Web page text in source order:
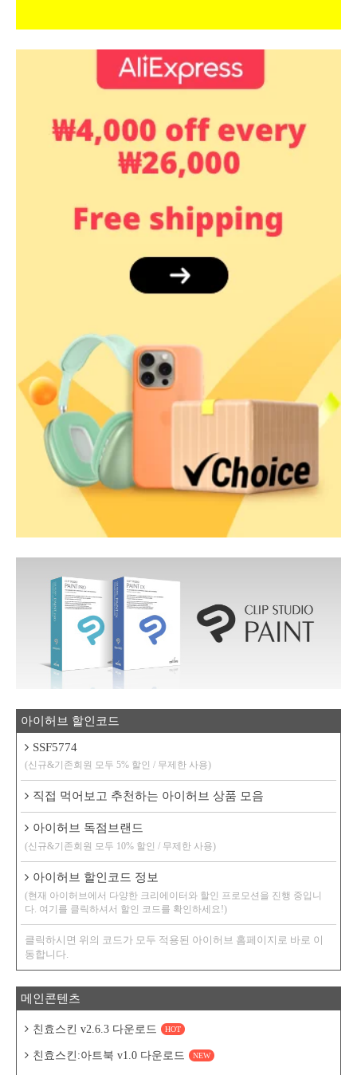
아이허브 할인코드
SSF5774
(신규&기존회원 모두 5% 할인 / 무제한 사용)
직접 먹어보고 추천하는 아이허브 상품 모음
아이허브 독점브랜드
(신규&기존회원 모두 10% 할인 / 무제한 사용)
아이허브 할인코드 정보
(현재 아이허브에서 다양한 크리에이터와 할인 프로모션을 진행 중입니
다. 여기를 클릭하셔서 할인 코드를 확인하세요!)
클릭하시면 위의 코드가 모두 적용된 아이허브 홈페이지로 바로 이
동합니다.
메인콘텐츠
친효스킨 v2.6.3 다운로드 HOT
친효스킨:아트북 v1.0 다운로드 NEW